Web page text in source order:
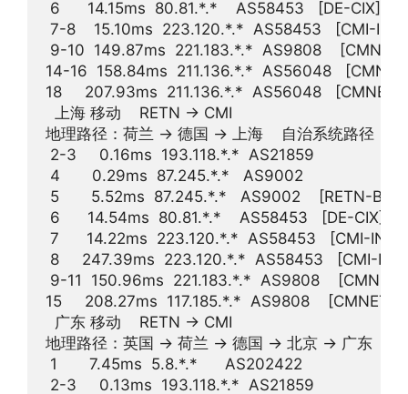
6      14.15ms  80.81.*.*    AS58453   [DE-CIX]
7-8    15.10ms  223.120.*.*  AS58453   [CMI-
9-10  149.87ms  221.183.*.*  AS9808
14-16  158.84ms  211.136.*.*  AS56048
18     207.93ms  211.136.*.*  AS56048
  上海 移动    RETN -> CMI
地理路径：荷兰 -> 德国 -> 上海    自治系统路径
2-3     0.16ms  193.118.*.*  AS21859
4       0.29ms  87.245.*.*   AS9002
5       5.52ms  87.245.*.*   AS9002    [RETN-
6      14.54ms  80.81.*.*    AS58453   [DE-CIX]
7      14.22ms  223.120.*.*  AS58453   [CMI-INT]
8     247.39ms  223.120.*.*  AS58453   [CMI-
9-11  150.96ms  221.183.*.*  AS9808
15     208.27ms  117.185.*.*  AS9808    [CMNET]
  广东 移动    RETN -> CMI
地理路径：英国 -> 荷兰 -> 德国 -> 北京 -> 广东
1       7.45ms  5.8.*.*      AS202422
2-3     0.13ms  193.118.*.*  AS21859